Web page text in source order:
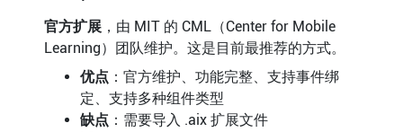
官方扩展，由 MIT 的 CML（Center for Mobile
Learning）团队维护。这是目前最推荐的方式。
优点 ：官方维护、功能完整、支持事件绑
定、支持多种组件类型
缺点 ：需要导入 .aix 扩展文件